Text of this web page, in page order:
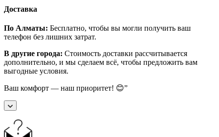
Доставка
По Алматы: Бесплатно, чтобы вы могли получить ваш
телефон без лишних затрат.
В другие города: Стоимость доставки рассчитывается
дополнительно, и мы сделаем всё, чтобы предложить вам
выгодные условия.
Ваш комфорт — наш приоритет! 😊”